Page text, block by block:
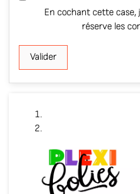
En cochant cette case,
réserve les
Valider